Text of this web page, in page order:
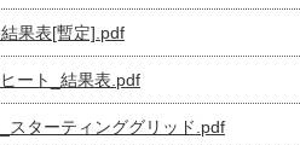
果表[暫定].pdf
ート_結果表.pdf
スターティンググリッド.pdf